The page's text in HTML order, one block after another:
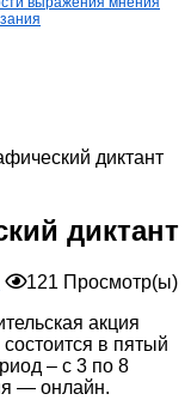
диктант
диктант
121 Просмотр(ы)
акция
в пятый
– с 3 по 8
— онлайн.